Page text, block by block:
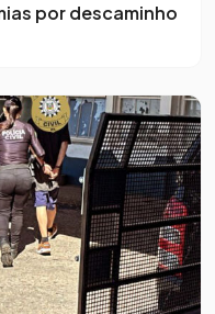
por descaminho